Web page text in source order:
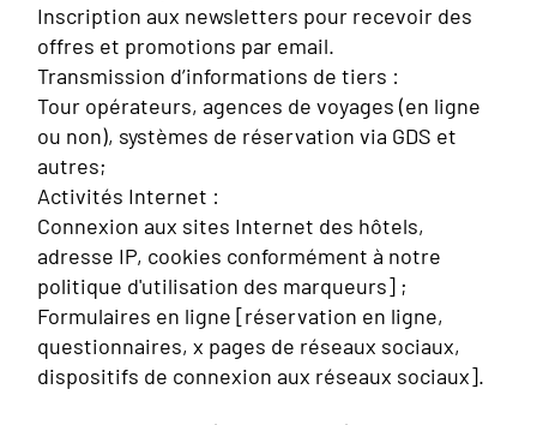
Inscription aux newsletters pour recevoir des
offres et promotions par email.
Transmission d’informations de tiers :
Tour opérateurs, agences de voyages (en ligne
ou non), systèmes de réservation via GDS et
autres;
Activités Internet :
Connexion aux sites Internet des hôtels,
adresse IP, cookies conformément à notre
politique d'utilisation des marqueurs] ;
Formulaires en ligne [réservation en ligne,
questionnaires, x pages de réseaux sociaux,
dispositifs de connexion aux réseaux sociaux].